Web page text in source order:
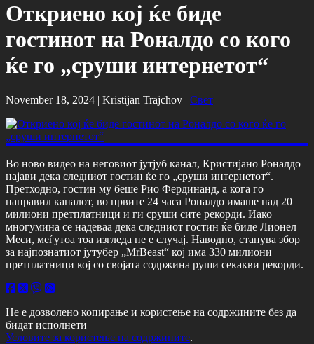
Откриено кој ќе биде
гостинот на Роналдо со кого
ќе го „сруши интернетот“
November 18, 2024 | Kristijan Trajchov | Свет
Во ново видео на неговиот јутјуб канал, Кристијано Роналдо
најави дека следниот гостин ќе го „сруши интернетот“.
Претходно, гостин му беше Рио Фердинанд, а кога го
направил каналот, во првите 24 часа Роналдо имаше над 20
милиони претплатници и ги сруши сите рекорди. Иако
многумина се надеваа дека следниот гостин ќе биде Лионел
Меси, меѓутоа тоа изгледа не е случај. Наводно, станува збор
за најпознатиот јутубер „MrBeast“ кој има 330 милиони
претплатници кој со својата содржина руши секакви рекорди.
Не е дозволено копирање и користење на содржините без да
бидат исполнети
Условите за користење на содржините.